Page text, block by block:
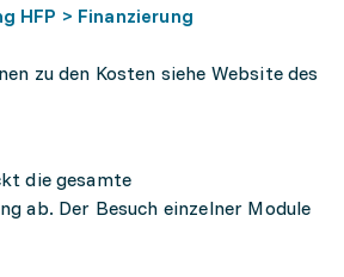
HFP > Finanzierung
zu den Kosten siehe Website des
die gesamte
ab. Der Besuch einzelner Module